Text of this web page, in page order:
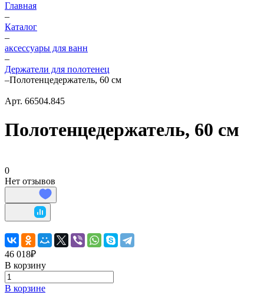
Главная
–
Каталог
–
аксессуары для ванн
–
Держатели для полотенец
–Полотенцедержатель, 60 см
Арт. 66504.845
Полотенцедержатель, 60 см
0
Нет отзывов
46 018₽
В корзину
В корзине